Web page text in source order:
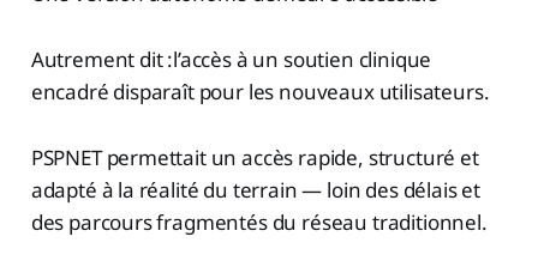
Autrement dit :l’accès à un soutien clinique
encadré disparaît pour les nouveaux utilisateurs.
PSPNET permettait un accès rapide, structuré et
adapté à la réalité du terrain — loin des délais et
des parcours fragmentés du réseau traditionnel.